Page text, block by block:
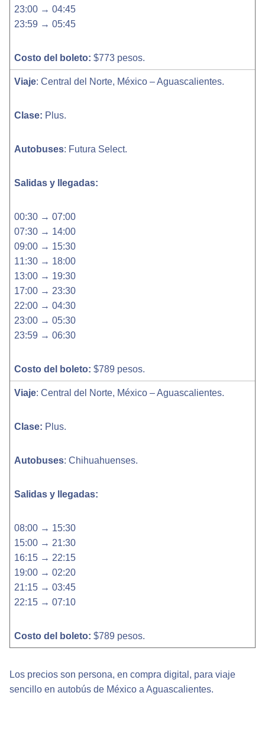
23:00 → 04:45
23:59 → 05:45
Costo del boleto: $773 pesos.
Viaje: Central del Norte, México – Aguascalientes.
Clase: Plus.
Autobuses: Futura Select.
Salidas y llegadas:
00:30 → 07:00
07:30 → 14:00
09:00 → 15:30
11:30 → 18:00
13:00 → 19:30
17:00 → 23:30
22:00 → 04:30
23:00 → 05:30
23:59 → 06:30
Costo del boleto: $789 pesos.
Viaje: Central del Norte, México – Aguascalientes.
Clase: Plus.
Autobuses: Chihuahuenses.
Salidas y llegadas:
08:00 → 15:30
15:00 → 21:30
16:15 → 22:15
19:00 → 02:20
21:15 → 03:45
22:15 → 07:10
Costo del boleto: $789 pesos.
Los precios son persona, en compra digital, para viaje
sencillo en autobús de México a Aguascalientes.